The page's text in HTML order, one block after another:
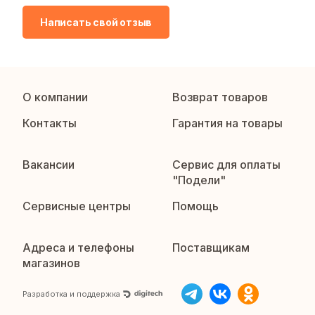
Написать свой отзыв
О компании
Возврат товаров
Контакты
Гарантия на товары
Вакансии
Сервис для оплаты
"Подели"
Сервисные центры
Помощь
Адреса и телефоны
магазинов
Поставщикам
Разработка и поддержка